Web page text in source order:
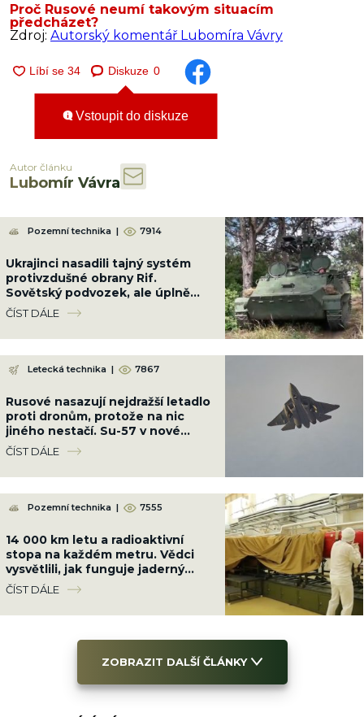
Proč Rusové neumí takovým situacím
předcházet?
Zdroj: Autorský komentář Lubomíra Vávry
Diskuze 0
Vstoupit do diskuze
Autor článku
Lubomír Vávra
Pozemní technika | 7914
Ukrajinci nasadili tajný systém
protivzdušné obrany Rif.
Sovětský podvozek, ale úplně
jiná hra proti letounům
ČÍST DÁLE
Letecká technika | 7867
Rusové nasazují nejdražší letadlo
proti dronům, protože na nic
jiného nestačí. Su-57 v nové
konfiguraci stačí radar „Bělka“
ČÍST DÁLE
Pozemní technika | 7555
14 000 km letu a radioaktivní
stopa na každém metru. Vědci
vysvětlili, jak funguje jaderný
motor ruské střely Burevestnik
ČÍST DÁLE
ZOBRAZIT DALŠÍ ČLÁNKY